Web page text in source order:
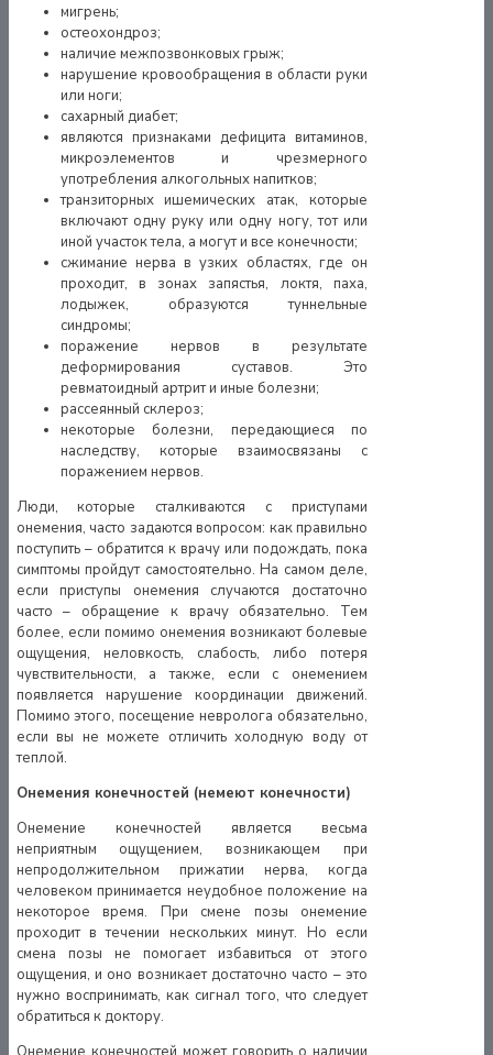
мигрень;
остеохондроз;
наличие межпозвонковых грыж;
нарушение кровообращения в области руки
или ноги;
сахарный диабет;
являются признаками дефицита витаминов,
микроэлементов и чрезмерного
употребления алкогольных напитков;
транзиторных ишемических атак, которые
включают одну руку или одну ногу, тот или
иной участок тела, а могут и все конечности;
сжимание нерва в узких областях, где он
проходит, в зонах запястья, локтя, паха,
лодыжек, образуются туннельные
синдромы;
поражение нервов в результате
деформирования суставов. Это
ревматоидный артрит и иные болезни;
рассеянный склероз;
некоторые болезни, передающиеся по
наследству, которые взаимосвязаны с
поражением нервов.
Люди, которые сталкиваются с приступами
онемения, часто задаются вопросом: как правильно
поступить – обратится к врачу или подождать, пока
симптомы пройдут самостоятельно. На самом деле,
если приступы онемения случаются достаточно
часто – обращение к врачу обязательно. Тем
более, если помимо онемения возникают болевые
ощущения, неловкость, слабость, либо потеря
чувствительности, а также, если с онемением
появляется нарушение координации движений.
Помимо этого, посещение невролога обязательно,
если вы не можете отличить холодную воду от
теплой.
Онемения конечностей (немеют конечности)
Онемение конечностей является весьма
неприятным ощущением, возникающем при
непродолжительном прижатии нерва, когда
человеком принимается неудобное положение на
некоторое время. При смене позы онемение
проходит в течении нескольких минут. Но если
смена позы не помогает избавиться от этого
ощущения, и оно возникает достаточно часто – это
нужно воспринимать, как сигнал того, что следует
обратиться к доктору.